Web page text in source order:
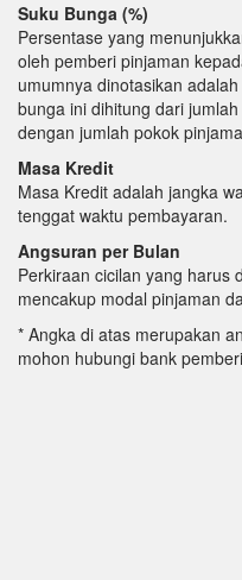
Suku Bunga (%)
Persentase yang
oleh pemberi pinjaman
umumnya dinotasikan
bunga ini dihitung dari
dengan jumlah pokok
Masa Kredit
Masa Kredit adalah jangka
tenggat waktu pembayaran.
Angsuran per Bulan
Perkiraan cicilan yang harus
mencakup modal pinjaman
* Angka di atas merupakan
mohon hubungi bank